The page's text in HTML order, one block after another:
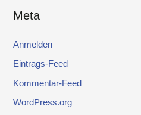
Meta
Anmelden
Eintrags-Feed
Kommentar-Feed
WordPress.org